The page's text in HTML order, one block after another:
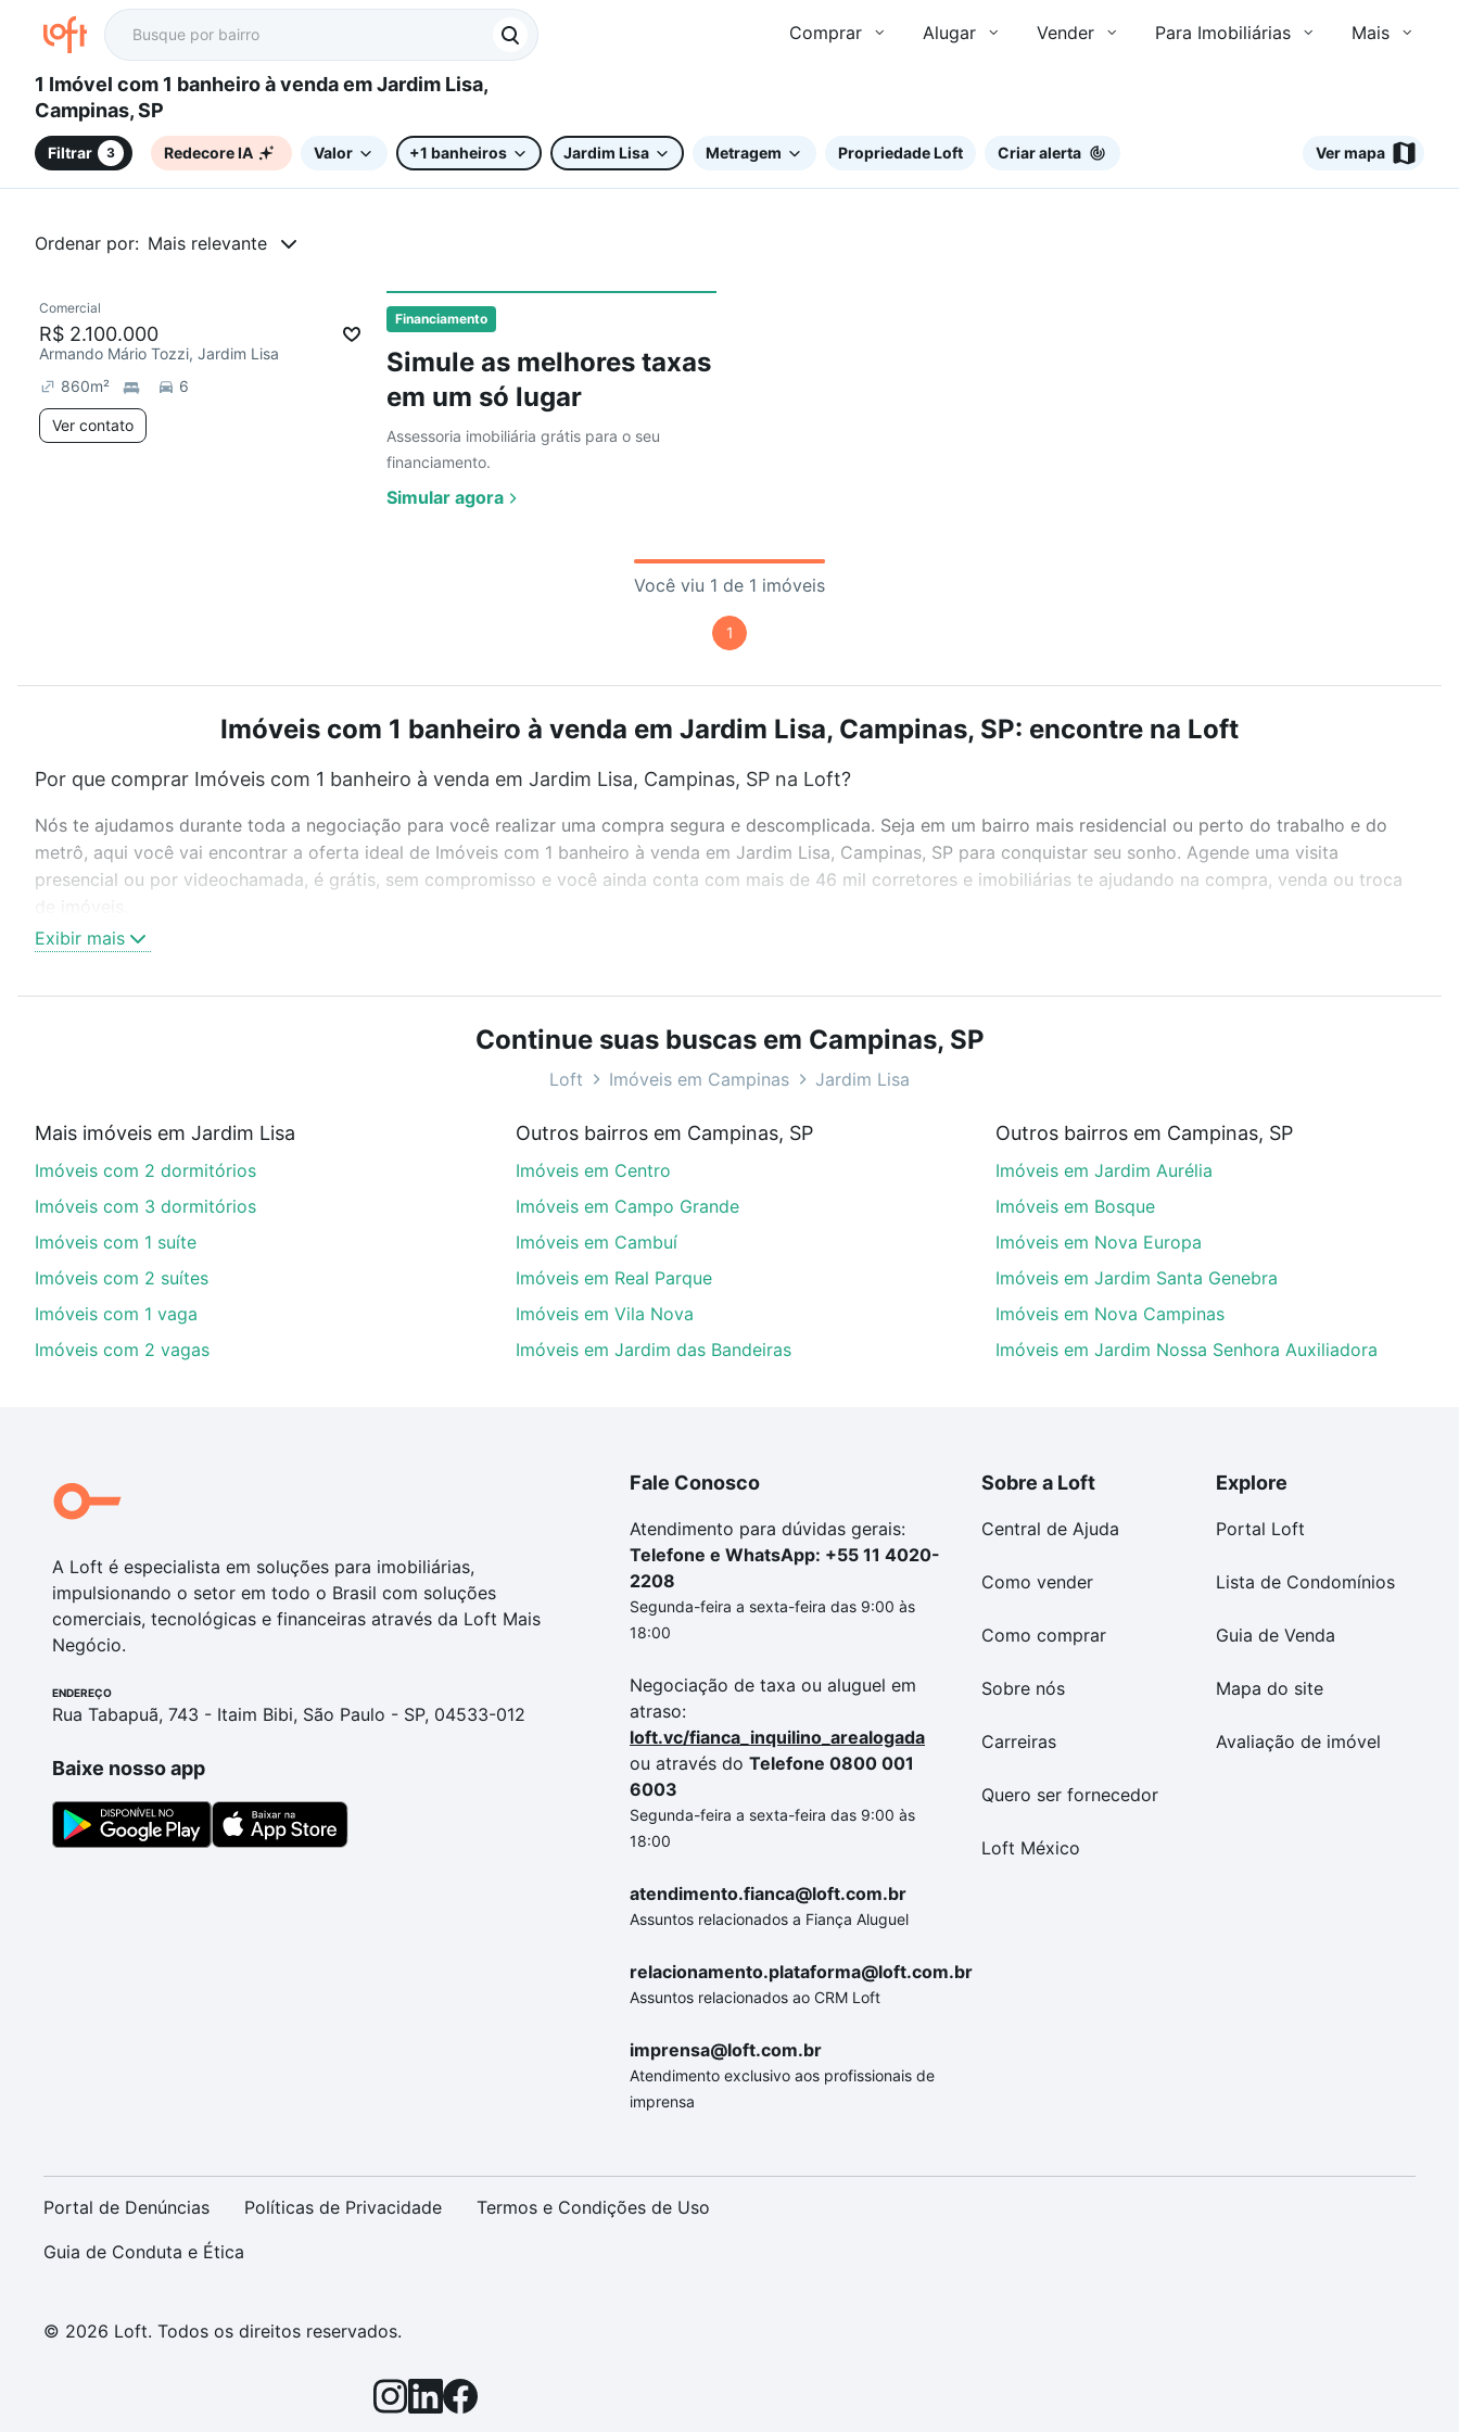
Comprar Alugar Vender Para Imobiliárias Mais
1 Imóvel com 1 banheiro à venda em Jardim Lisa,
Campinas, SP
Filtrar 3 Redecore IA Valor +1 banheiros Jardim Lisa Metragem Propriedade Loft Criar alerta Ver mapa
Ordenar por: Mais relevante
Financiamento
Simule as melhores taxas
em um só lugar
Assessoria imobiliária grátis para o seu
financiamento.
Simular agora
Comercial
R$ 2.100.000
Armando Mário Tozzi, Jardim Lisa
860m² 6
Ver contato
Você viu 1 de 1 imóveis
1
Imóveis com 1 banheiro à venda em Jardim Lisa, Campinas, SP: encontre na Loft
Por que comprar Imóveis com 1 banheiro à venda em Jardim Lisa, Campinas, SP na Loft?
Nós te ajudamos durante toda a negociação para você realizar uma compra segura e descomplicada. Seja em um bairro mais residencial ou perto do trabalho e do
metrô, aqui você vai encontrar a oferta ideal de Imóveis com 1 banheiro à venda em Jardim Lisa, Campinas, SP para conquistar seu sonho. Agende uma visita
presencial ou por videochamada, é grátis, sem compromisso e você ainda conta com mais de 46 mil corretores e imobiliárias te ajudando na compra, venda ou troca
Como escolher um imóvel?
Use barra de busca no topo para pesquisar por ruas, bairros e até condomínios favoritos. Você também pode usar os filtros como quantidade de quartos, suítes, com
ou sem vaga de garagem para combinar perfeitamente com o preço, metragem e comodidades, como piscina, academia, salão de festas ou área verde e encontrar
Imóveis com 1 banheiro à venda em Jardim Lisa, Campinas, SP ideal para você na Loft.
Aqui na Loft temos a oferta ideal para você, com Imóveis com 1 banheiro à venda em Jardim Lisa, Campinas, SP que custam a partir de R$ 0 e com nossas opções de
financiamento imobiliário as parcelas podem se adequar ao seu orçamento. Se ainda tem alguma dúvida dos custos envolvidos no processo de compra, veja em nosso
portal quanto custa comprar um apartamento e conte com a gente para comprar o imóvel dos seus sonhos com segurança e conforto. Loft, com você até as chaves.
Exibir mais
Continue suas buscas em Campinas, SP
Loft Imóveis em Campinas Jardim Lisa
Mais imóveis em Jardim Lisa
Imóveis com 2 dormitórios
Imóveis com 3 dormitórios
Imóveis com 1 suíte
Imóveis com 2 suítes
Imóveis com 1 vaga
Imóveis com 2 vagas
Outros bairros em Campinas, SP
Imóveis em Centro
Imóveis em Campo Grande
Imóveis em Cambuí
Imóveis em Real Parque
Imóveis em Vila Nova
Imóveis em Jardim das Bandeiras
Outros bairros em Campinas, SP
Imóveis em Jardim Aurélia
Imóveis em Bosque
Imóveis em Nova Europa
Imóveis em Jardim Santa Genebra
Imóveis em Nova Campinas
Imóveis em Jardim Nossa Senhora Auxiliadora
A Loft é especialista em soluções para imobiliárias,
impulsionando o setor em todo o Brasil com soluções
comerciais, tecnológicas e financeiras através da Loft Mais
Negócio.
ENDEREÇO
Rua Tabapuã, 743 - Itaim Bibi, São Paulo - SP, 04533-012
Baixe nosso app
Fale Conosco
Atendimento para dúvidas gerais:
Telefone e WhatsApp: +55 11 4020-
2208
Segunda-feira a sexta-feira das 9:00 às
18:00
Negociação de taxa ou aluguel em
atraso:
loft.vc/fianca_inquilino_arealogada
ou através do Telefone 0800 001
6003
Segunda-feira a sexta-feira das 9:00 às
18:00
atendimento.fianca@loft.com.br
Assuntos relacionados a Fiança Aluguel
relacionamento.plataforma@loft.com.br
Assuntos relacionados ao CRM Loft
imprensa@loft.com.br
Atendimento exclusivo aos profissionais de
imprensa
Sobre a Loft
Central de Ajuda
Como vender
Como comprar
Sobre nós
Carreiras
Quero ser fornecedor
Loft México
Explore
Portal Loft
Lista de Condomínios
Guia de Venda
Mapa do site
Avaliação de imóvel
Portal de Denúncias Políticas de Privacidade Termos e Condições de Uso
Guia de Conduta e Ética
© 2026 Loft. Todos os direitos reservados.